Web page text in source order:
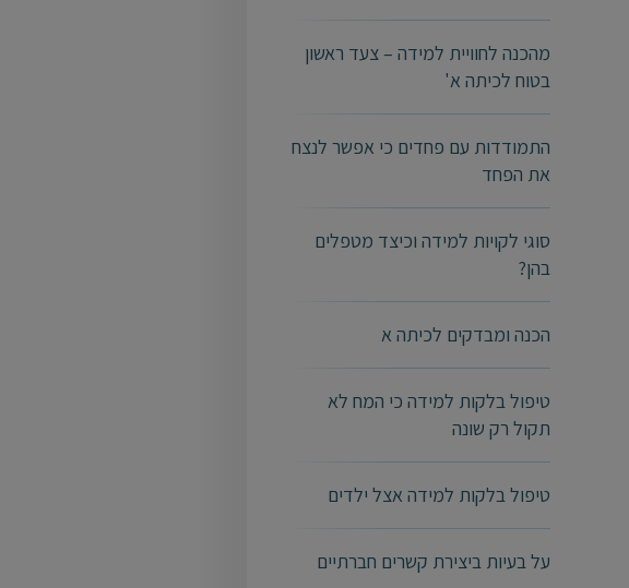
מהכנה לחוויית למידה – צעד ראשון
בטוח לכיתה א'
התמודדות עם פחדים כי אפשר לנצח
את הפחד
סוגי לקויות למידה וכיצד מטפלים
בהן?
הכנה ומבדקים לכיתה א
טיפול בלקות למידה כי המח לא
תקול רק שונה
טיפול בלקות למידה אצל ילדים
על בעיות ביצירת קשרים חברתיים